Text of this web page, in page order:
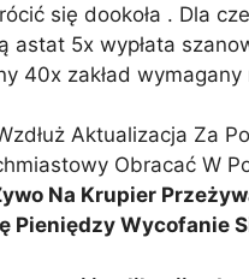
się dookoła . Dla
astat 5x wypłata
40x zakład
Aktualizacja Za
Obracać W
Na Krupier
Pieniędzy Wycofanie